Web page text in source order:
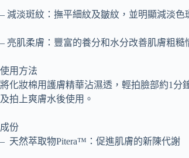
– 減淡斑紋：撫平細紋及皺紋，並明顯減淡色
– 亮肌柔膚：豐富的養分和水分改善肌膚粗
使用方法
將化妝棉用護膚精華沾濕透，輕拍臉部約1分
及拍上爽膚水後使用。
成份
– 天然萃取物Pitera™：促進肌膚的新陳代謝